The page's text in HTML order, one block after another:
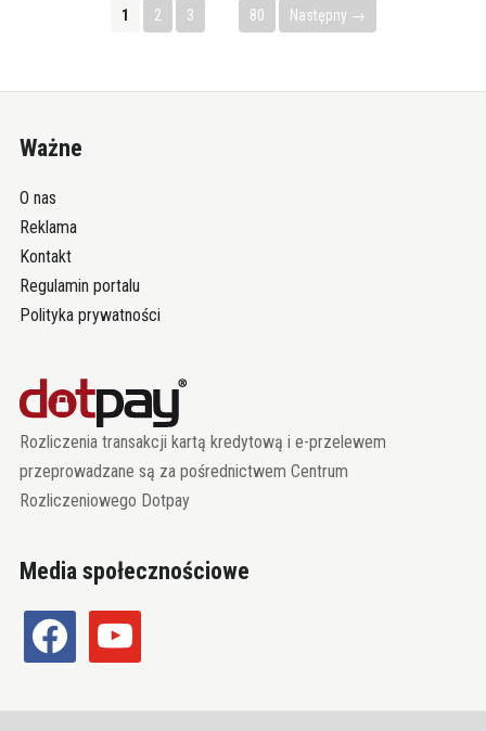
1 2 3 80 Następny →
Ważne
O nas
Reklama
Kontakt
Regulamin portalu
Polityka prywatności
Rozliczenia transakcji kartą kredytową i e-przelewem
przeprowadzane są za pośrednictwem Centrum
Rozliczeniowego Dotpay
Media społecznościowe
facebook youtube